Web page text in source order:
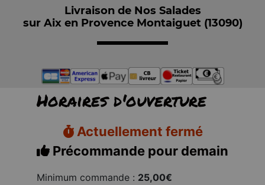
Livraison de Nos Salades
sur Aix en Provence Montaiguet (13090)
Horaires d'ouverture
Actuellement fermé
Précommande pour demain
Minimum commande : 25,00€